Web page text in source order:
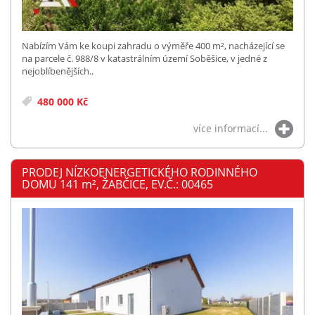
Nabízím Vám ke koupi zahradu o výměře 400 m², nacházející se
na parcele č. 988/8 v katastrálním území Soběšice, v jedné z
nejoblíbenějších..
480 000 Kč
více informací...
PRODEJ NÍZKOENERGETICKÉHO RODINNÉHO
DOMU 141 m², ŽABČICE, EV.Č.: 00465